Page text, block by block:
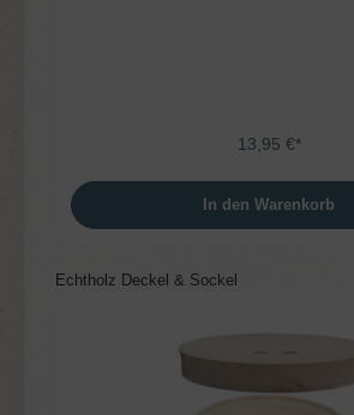
13,95 €*
In den Warenkorb
Produktgalerie überspringen
Echtholz Deckel & Sockel